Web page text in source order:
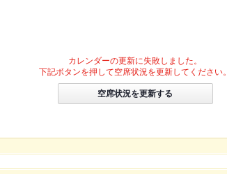
カレンダーの更新に失敗しました。
下記ボタンを押して空席状況を更新してください。
空席状況を更新する